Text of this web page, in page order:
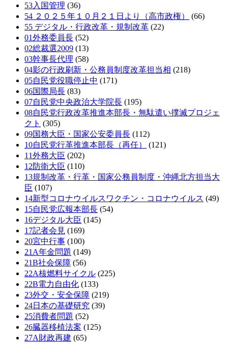
53入国管理 (36)
54 ２０２５年１０月２１日より（高市政権）
(66)
55 デジタル・行政改革・規制改革 (22)
01外務委員長 (52)
02総裁選2009 (13)
03幹事長代理 (58)
04影の行政刷新・公務員制度改革担当相 (218)
05自民党役職停止中 (171)
06国際局長 (83)
07自民党中央政治大学院長 (195)
08自民党行政改革推進本部長・無駄遣い撲滅プロジェ
クト (305)
09国務大臣・国家公安委員長 (112)
10自民党行革推進本部長（再任）
(121)
11外務大臣 (202)
12防衛大臣 (110)
13規制改革・行革・国家公務員制度・沖縄北方担当大
臣 (107)
14新型コロナウイルスワクチン・コロナウイルス (49)
15自民党広報本部長 (54)
16デジタル大臣 (145)
17記者会見 (169)
20宮中行事 (100)
21A年金問題 (149)
21B社会保障 (56)
22A核燃料サイクル (225)
22B電力自由化 (133)
23外交・安全保障 (219)
24日本の基礎研究 (39)
25消費者問題 (52)
26臓器移植法案 (125)
27A財政再建 (65)